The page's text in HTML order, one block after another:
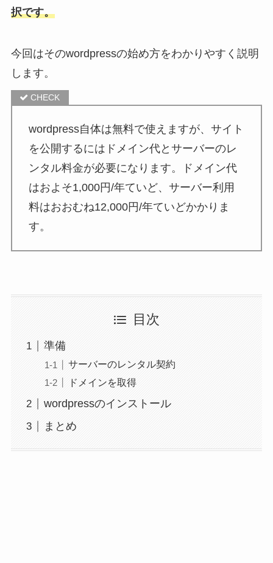
択です。
今回はそのwordpressの始め方をわかりやすく説明
します。
wordpress自体は無料で使えますが、サイト
を公開するにはドメイン代とサーバーのレ
ンタル料金が必要になります。ドメイン代
はおよそ1,000円/年ていど、サーバー利用
料はおおむね12,000円/年ていどかかりま
す。
目次
準備
サーバーのレンタル契約
ドメインを取得
wordpressのインストール
まとめ